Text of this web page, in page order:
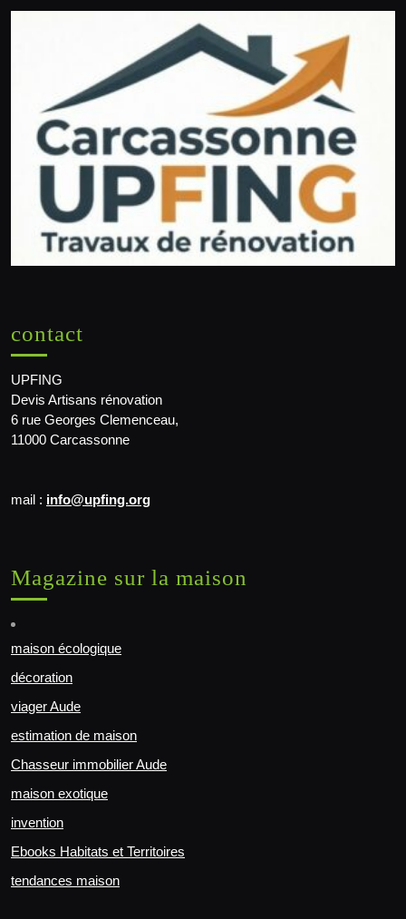
contact
UPFING
Devis Artisans rénovation
6 rue Georges Clemenceau,
11000 Carcassonne
mail : info@upfing.org
Magazine sur la maison
maison écologique
décoration
viager Aude
estimation de maison
Chasseur immobilier Aude
maison exotique
invention
Ebooks Habitats et Territoires
tendances maison